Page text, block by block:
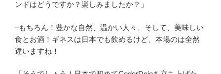
ンドはどうですか？楽しみましたか？」
–もちろん！豊かな自然、温かい人々、そして、美味しい
食とお酒！ギネスは日本でも飲めるけど、本場のは全然
違いますね！